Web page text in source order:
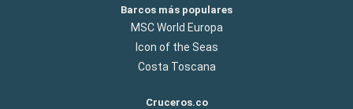
Barcos más populares
MSC World Europa
Icon of the Seas
Costa Toscana
Cruceros.co